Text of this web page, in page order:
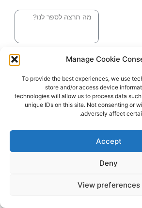
Manage Cookie
To provide the best experiences, we use
store and/or access device
technologies will allow us to process data
unique IDs on this site. Not consenting or
adversely affect
Accept
Deny
View preferences
בדרך אלינו
ונבנה ע"י סטודיו מומנטום
שמורות ליובל בלומברג 2024